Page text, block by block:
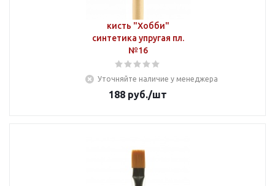
кисть "Хобби"
синтетика упругая пл.
№16
Уточняйте наличие у менеджера
188 руб./шт